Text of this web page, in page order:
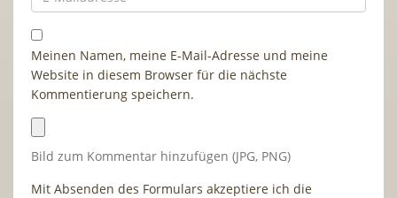
Meinen Namen, meine E-Mail-Adresse und meine
Website in diesem Browser für die nächste
Kommentierung speichern.
Bild zum Kommentar hinzufügen (JPG, PNG)
Mit Absenden des Formulars akzeptiere ich die